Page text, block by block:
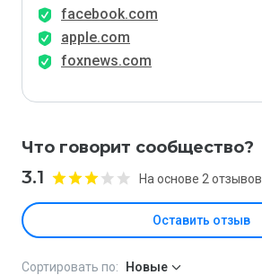
facebook.com
apple.com
foxnews.com
Что говорит сообщество?
3.1 На основе 2 отзывов
Оставить отзыв
Сортировать по: Новые